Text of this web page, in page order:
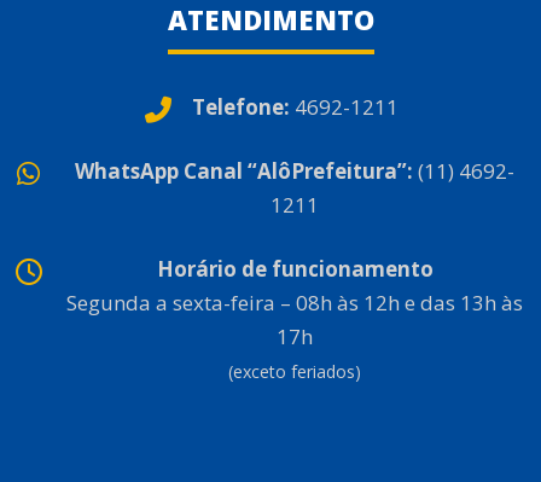
ATENDIMENTO
Telefone: 4692-1211
WhatsApp Canal “AlôPrefeitura”: (11) 4692-
1211
Horário de funcionamento
Segunda a sexta-feira – 08h às 12h e das 13h às
17h
(exceto feriados)